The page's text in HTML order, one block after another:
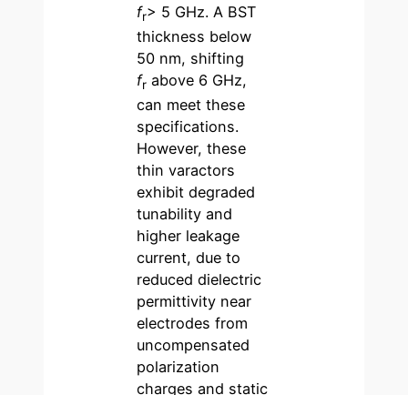
fr> 5 GHz. A BST
thickness below
50 nm, shifting
fr above 6 GHz,
can meet these
specifications.
However, these
thin varactors
exhibit degraded
tunability and
higher leakage
current, due to
reduced dielectric
permittivity near
electrodes from
uncompensated
polarization
charges and static